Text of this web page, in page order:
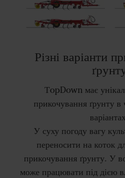
Різні варіанти
ТopDown має
прикочування ґрунту в
У суху погоду вагу
переносити на коток
прикочування ґрунту. У
може працювати під дією